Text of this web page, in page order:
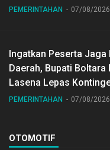
Desa Gihang
PEMERINTAHAN 07/08/
Ingatkan Peserta Jaga
Daerah, Bupati Boltara
Lasena Lepas
Nasional ke XII di
PEMERINTAHAN 07/08/
OTOMOTIF